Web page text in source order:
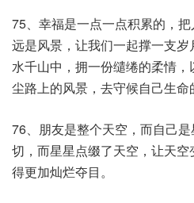
75、幸福是一点一点积累的，
远是风景，让我们一起撑一支
水千山中，拥一份缱绻的柔情
尘路上的风景，去守候自己生命
76、朋友是整个天空，而自己
切，而星星点缀了天空，让天
得更加灿烂夺目。